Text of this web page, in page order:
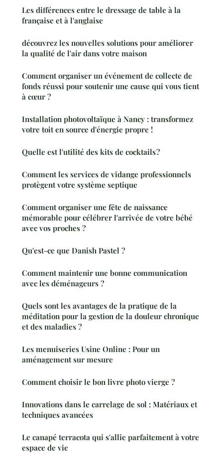
Les différences entre le dressage de table à la
française et à l'anglaise
découvrez les nouvelles solutions pour améliorer
la qualité de l'air dans votre maison
Comment organiser un événement de collecte de
fonds réussi pour soutenir une cause qui vous tient
à cœur ?
Installation photovoltaïque à Nancy : transformez
votre toit en source d'énergie propre !
Quelle est l'utilité des kits de cocktails ?
Comment les services de vidange professionnels
protègent votre système septique
Comment organiser une fête de naissance
mémorable pour célébrer l'arrivée de votre bébé
avec vos proches ?
Qu'est-ce que Danish Pastel ?
Comment maintenir une bonne communication
avec les déménageurs ?
Quels sont les avantages de la pratique de la
méditation pour la gestion de la douleur chronique
et des maladies ?
Les menuiseries Usine Online : Pour un
aménagement sur mesure
Comment choisir le bon livre photo vierge ?
Innovations dans le carrelage de sol : Matériaux et
techniques avancées
Le canapé terracota qui s'allie parfaitement à votre
espace de vie